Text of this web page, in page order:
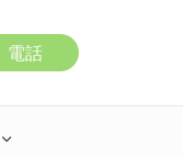
電話